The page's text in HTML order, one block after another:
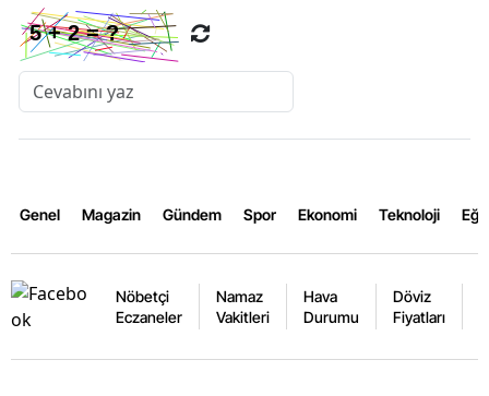
Genel Magazin Gündem Spor Ekonomi Teknoloji
Nöbetçi
Eczaneler
Namaz
Vakitleri
Hava
Durumu
Döviz
Fiyatları